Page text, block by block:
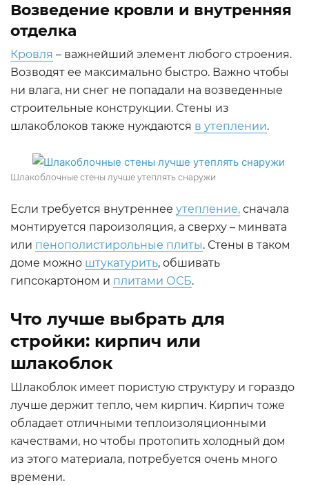
Возведение кровли и внутренняя
отделка
Кровля – важнейший элемент любого строения.
Возводят ее максимально быстро. Важно чтобы
ни влага, ни снег не попадали на возведенные
строительные конструкции. Стены из
шлакоблоков также нуждаются в утеплении.
Шлакоблочные стены лучше утеплять снаружи
Если требуется внутреннее утепление, сначала
монтируется пароизоляция, а сверху – минвата
или пенополистирольные плиты. Стены в таком
доме можно штукатурить, обшивать
гипсокартоном и плитами ОСБ.
Что лучше выбрать для
стройки: кирпич или
шлакоблок
Шлакоблок имеет пористую структуру и гораздо
лучше держит тепло, чем кирпич. Кирпич тоже
обладает отличными теплоизоляционными
качествами, но чтобы протопить холодный дом
из этого материала, потребуется очень много
времени.